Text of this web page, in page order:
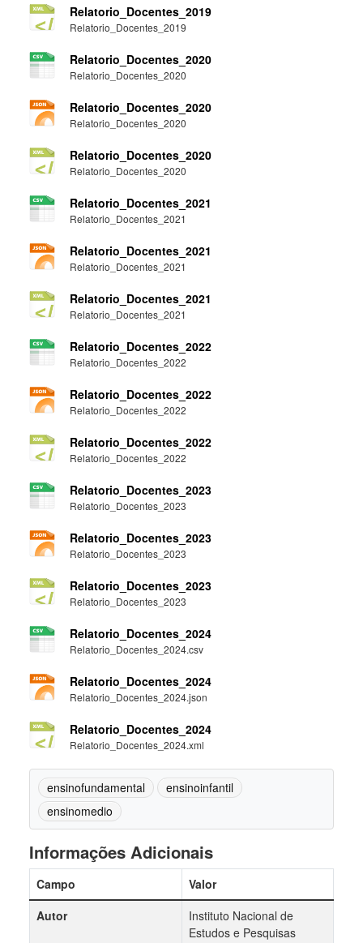
Relatorio_Docentes_2019
Relatorio_Docentes_2019
Relatorio_Docentes_2020
Relatorio_Docentes_2020
Relatorio_Docentes_2020
Relatorio_Docentes_2020
Relatorio_Docentes_2020
Relatorio_Docentes_2020
Relatorio_Docentes_2021
Relatorio_Docentes_2021
Relatorio_Docentes_2021
Relatorio_Docentes_2021
Relatorio_Docentes_2021
Relatorio_Docentes_2021
Relatorio_Docentes_2022
Relatorio_Docentes_2022
Relatorio_Docentes_2022
Relatorio_Docentes_2022
Relatorio_Docentes_2022
Relatorio_Docentes_2022
Relatorio_Docentes_2023
Relatorio_Docentes_2023
Relatorio_Docentes_2023
Relatorio_Docentes_2023
Relatorio_Docentes_2023
Relatorio_Docentes_2023
Relatorio_Docentes_2024
Relatorio_Docentes_2024.csv
Relatorio_Docentes_2024
Relatorio_Docentes_2024.json
Relatorio_Docentes_2024
Relatorio_Docentes_2024.xml
ensinofundamental
ensinoinfantil
ensinomedio
Informações Adicionais
Campo
Valor
Autor
Instituto Nacional de
Estudos e Pesquisas